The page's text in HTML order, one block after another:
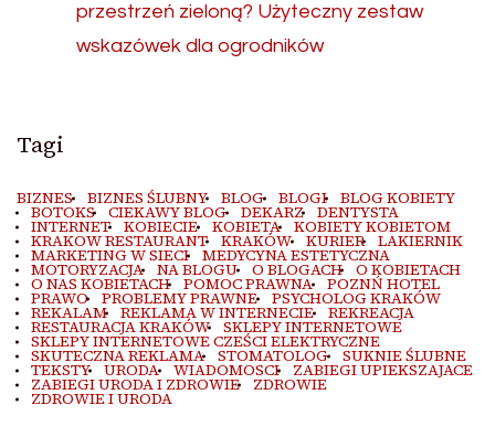
przestrzeń zieloną? Użyteczny zestaw
wskazówek dla ogrodników
Tagi
BIZNES BIZNES ŚLUBNY BLOG BLOGI BLOG KOBIETY
BOTOKS CIEKAWY BLOG DEKARZ DENTYSTA
INTERNET KOBIECIE KOBIETA KOBIETY KOBIETOM
KRAKOW RESTAURANT KRAKÓW KURIER LAKIERNIK
MARKETING W SIECI MEDYCYNA ESTETYCZNA
MOTORYZACJA NA BLOGU O BLOGACH O KOBIETACH
O NAS KOBIETACH POMOC PRAWNA POZNŃ HOTEL
PRAWO PROBLEMY PRAWNE PSYCHOLOG KRAKÓW
REKALAM REKLAMA W INTERNECIE REKREACJA
RESTAURACJA KRAKÓW SKLEPY INTERNETOWE
SKLEPY INTERNETOWE CZEŚCI ELEKTRYCZNE
SKUTECZNA REKLAMA STOMATOLOG SUKNIE ŚLUBNE
TEKSTY URODA WIADOMOSCI ZABIEGI UPIEKSZAJACE
ZABIEGI URODA I ZDROWIE ZDROWIE
ZDROWIE I URODA